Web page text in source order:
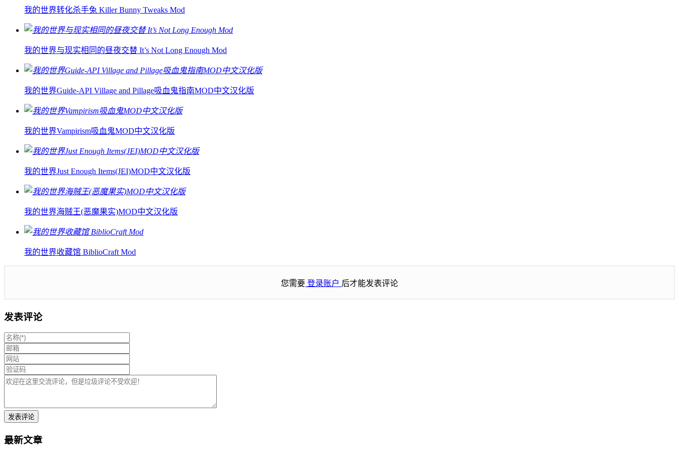
我的世界转化杀手兔 Killer Bunny Tweaks Mod
我的世界与现实相同的昼夜交替 It’s Not Long Enough Mod
我的世界Guide-API Village and Pillage吸血鬼指南MOD中文汉化版
我的世界Vampirism吸血鬼MOD中文汉化版
我的世界Just Enough Items(JEI)MOD中文汉化版
我的世界海贼王(恶魔果实)MOD中文汉化版
我的世界收藏馆 BiblioCraft Mod
您需要 登录账户 后才能发表评论
发表评论
最新文章